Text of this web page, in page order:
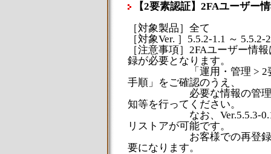
【2要素認証】2FAユーザー
［対象製品］全て
［対象Ver. ］5.5.2-1.1 ～ 5.5.2-
［注意事項］2FAユーザー情
録が必要となります。
「運用・管理 > 2要素認
手順」をご確認のうえ、
必要な情報の管理や再
知等を行ってください。
なお、Ver.5.5.3-0.1 以
リストアが可能です。
お客様での再登録やバ
要になります。